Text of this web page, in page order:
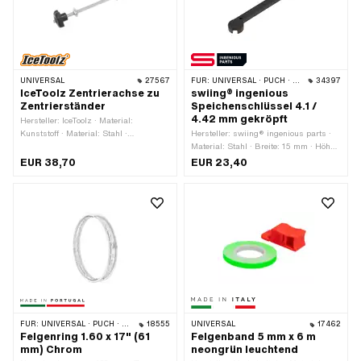
UNIVERSAL 27567
IceToolz Zentrierachse zu
Zentrierständer
Hersteller: IceToolz · Material:
Kunststoff · Material: Stahl ·
Durchmesser: 7 mm · Gesamtlänge:
EUR 38,70
FÜR: UNIVERSAL · PUCH · SACHS · PIAGGIO · ZÜNDAPP BELMONDO · SOLEX · TOMOS · ALPA CHOPPER / TURBO · CILO · DKW · FANTIC 34397
swiing® ingenious
Speichenschlüssel 4.1 /
4.42 mm gekröpft
Hersteller: swiing® ingenious parts ·
Material: Stahl · Breite: 15 mm · Höhe:
5 mm · Oberfläche: gasnitriert ·
Gesamtlänge: 100.5 mm ·
EUR 23,40
FÜR: UNIVERSAL · PUCH · SACHS · ZÜNDAPP BELMONDO 18555
Felgenring 1.60 x 17" (61
mm) Chrom
UNIVERSAL 17462
Felgenband 5 mm x 6 m
neongrün leuchtend